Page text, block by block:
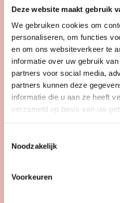
Deze website maakt gebruik
We gebruiken cookies om
personaliseren, om functies
en om ons websiteverkeer te
informatie over uw gebruik
partners voor social media,
partners kunnen deze
informatie die u aan ze heeft
verzameld op basis van uw
Noodzakelijk
Voorkeuren
een stap verder dan de
Persoonlijke
Stiens
Stiens
24 - 30 uur | Voltijds,
Ben jij een persoonlijk
complexe zorg en kleine